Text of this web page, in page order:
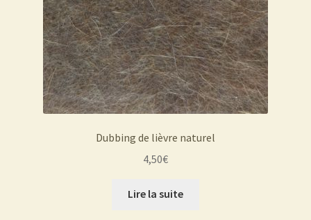
Dubbing de lièvre naturel
4,50€
Lire la suite